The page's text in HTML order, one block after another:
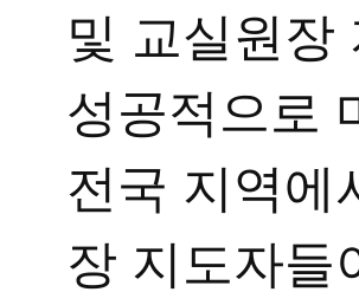
및 교실원장
성공적으로
전국 지역에
장 지도자들